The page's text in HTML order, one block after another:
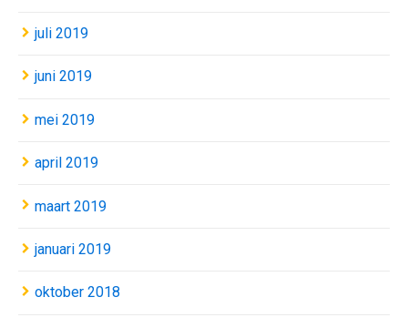
juli 2019
juni 2019
mei 2019
april 2019
maart 2019
januari 2019
oktober 2018